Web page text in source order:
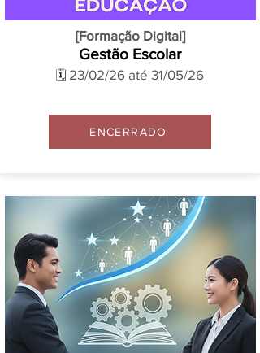
[Formação Digital]
Gestão Escolar
🗓️ 23/02/26 até 31/05/26
ENCERRADO